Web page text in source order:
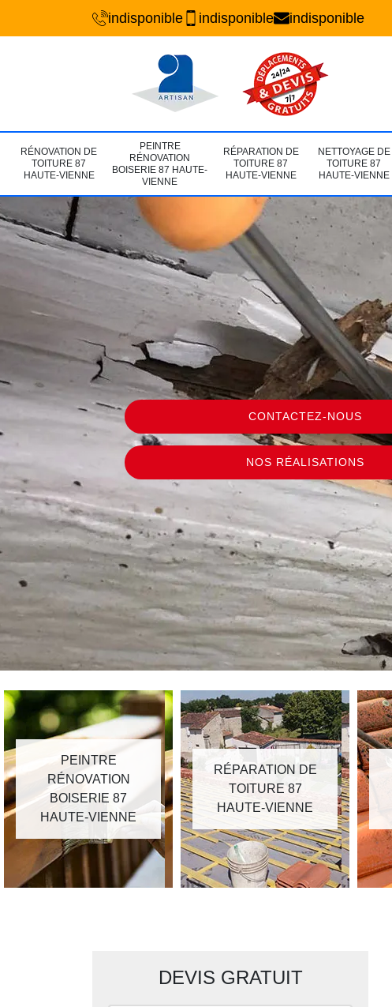
indisponible indisponible indisponible
RÉNOVATION DE
TOITURE 87
HAUTE-VIENNE
PEINTRE
RÉNOVATION
BOISERIE 87 HAUTE-
VIENNE
RÉPARATION DE
TOITURE 87
HAUTE-VIENNE
NETTOYAGE DE
TOITURE 87
HAUTE-VIENNE
CONTACTEZ-NOUS
NOS RÉALISATIONS
PEINTRE
RÉNOVATION
BOISERIE 87
HAUTE-VIENNE
RÉPARATION DE
TOITURE 87
HAUTE-VIENNE
DEVIS GRATUIT